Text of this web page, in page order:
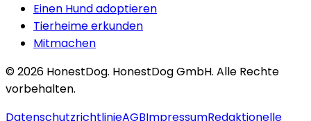
Einen Hund adoptieren
Tierheime erkunden
Mitmachen
©2026 HonestDog. HonestDog GmbH. Alle Rechte
vorbehalten.
DatenschutzrichtlinieAGBImpressumRedaktionelle